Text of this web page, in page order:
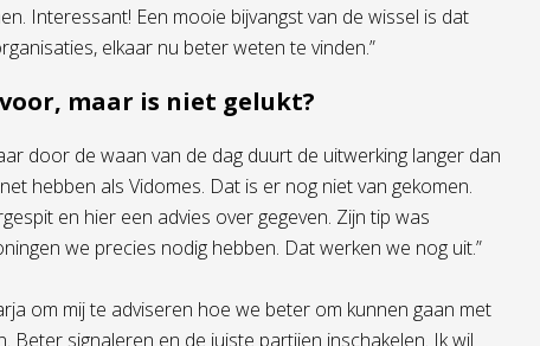
Interessant! Een mooie bijvangst van de wissel is dat
elkaar nu beter weten te vinden.”
maar is niet gelukt?
door de waan van de dag duurt de uitwerking langer dan
hebben als Vidomes. Dat is er nog niet van gekomen.
en hier een advies over gegeven. Zijn tip was
we precies nodig hebben. Dat werken we nog uit.”
om mij te adviseren hoe we beter om kunnen gaan met
signaleren en de juiste partijen inschakelen. Ik wil